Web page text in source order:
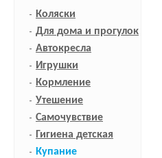
Коляски
Для дома и прогулок
Автокресла
Игрушки
Кормление
Утешение
Самочувствие
Гигиена детская
Купание